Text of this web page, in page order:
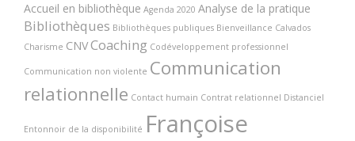
Accueil en bibliothèque Agenda 2020 Analyse de la pratique
Bibliothèques Bibliothèques publiques Bienveillance Calvados
Charisme CNVCoaching Codéveloppement professionnel
Communication non violente Communication
relationnelle Contact humain Contrat relationnel Distanciel
Entonnoir de la disponibilité Françoise